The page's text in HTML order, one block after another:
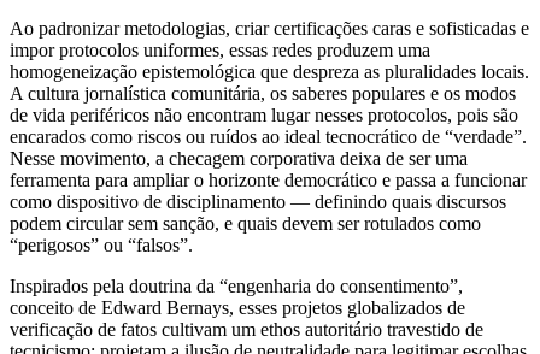
Ao padronizar metodologias, criar certificações caras e sofisticadas e
impor protocolos uniformes, essas redes produzem uma
homogeneização epistemológica que despreza as pluralidades locais.
A cultura jornalística comunitária, os saberes populares e os modos
de vida periféricos não encontram lugar nesses protocolos, pois são
encarados como riscos ou ruídos ao ideal tecnocrático de “verdade”.
Nesse movimento, a checagem corporativa deixa de ser uma
ferramenta para ampliar o horizonte democrático e passa a funcionar
como dispositivo de disciplinamento — definindo quais discursos
podem circular sem sanção, e quais devem ser rotulados como
“perigosos” ou “falsos”.
Inspirados pela doutrina da “engenharia do consentimento”,
conceito de Edward Bernays, esses projetos globalizados de
verificação de fatos cultivam um ethos autoritário travestido de